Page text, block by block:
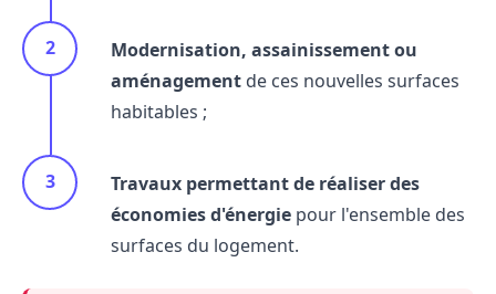
Modernisation, assainissement ou
aménagement de ces nouvelles surfaces
habitables ;
Travaux permettant de réaliser des
économies d'énergie pour l'ensemble des
surfaces du logement.